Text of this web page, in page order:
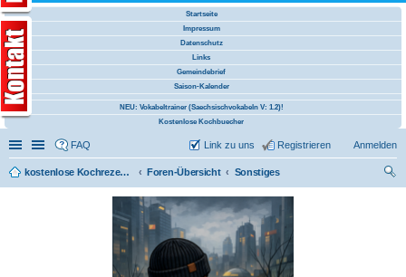
Startseite
Impressum
Datenschutz
Links
Gemeindebrief
Saison-Kalender
NEU: Vokabeltrainer (Saechsischvokabeln V: 1.2)!
Kostenlose Kochbuecher
Schnellzugriff
Linkliste
FAQ Anmelden
Registrieren
Link zu uns
kostenlose Kochrezepte und kostenlose Kochbücher Foren-Übersicht
Sonstiges